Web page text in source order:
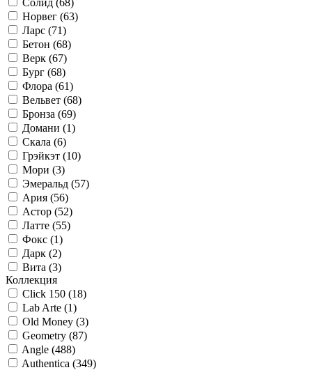
Норвег (63)
Ларс (71)
Бетон (68)
Верк (67)
Бург (68)
Флора (61)
Вельвет (68)
Бронза (69)
Домани (1)
Скала (6)
Грэйкэт (10)
Мори (3)
Эмеральд (57)
Ария (56)
Астор (52)
Латте (55)
Фокс (1)
Дарк (2)
Вита (3)
Коллекция
Click 150 (18)
Lab Arte (1)
Old Money (3)
Geometry (87)
Angle (488)
Authentica (349)